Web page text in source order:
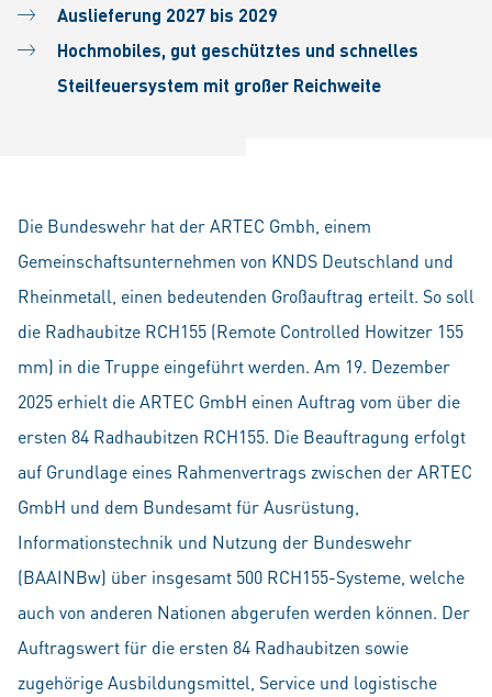
Auslieferung 2027 bis 2029
Hochmobiles, gut geschütztes und schnelles
Steilfeuersystem mit großer Reichweite
Die Bundeswehr hat der ARTEC Gmbh, einem
Gemeinschaftsunternehmen von KNDS Deutschland und
Rheinmetall, einen bedeutenden Großauftrag erteilt. So soll
die Radhaubitze RCH155 (Remote Controlled Howitzer 155
mm) in die Truppe eingeführt werden. Am 19. Dezember
2025 erhielt die ARTEC GmbH einen Auftrag vom über die
ersten 84 Radhaubitzen RCH155. Die Beauftragung erfolgt
auf Grundlage eines Rahmenvertrags zwischen der ARTEC
GmbH und dem Bundesamt für Ausrüstung,
Informationstechnik und Nutzung der Bundeswehr
(BAAINBw) über insgesamt 500 RCH155-Systeme, welche
auch von anderen Nationen abgerufen werden können. Der
Auftragswert für die ersten 84 Radhaubitzen sowie
zugehörige Ausbildungsmittel, Service und logistische